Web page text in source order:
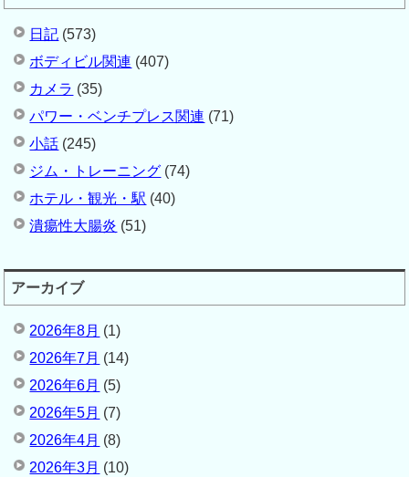
日記 (573)
ボディビル関連 (407)
カメラ (35)
パワー・ベンチプレス関連 (71)
小話 (245)
ジム・トレーニング (74)
ホテル・観光・駅 (40)
潰瘍性大腸炎 (51)
アーカイブ
2026年8月 (1)
2026年7月 (14)
2026年6月 (5)
2026年5月 (7)
2026年4月 (8)
2026年3月 (10)